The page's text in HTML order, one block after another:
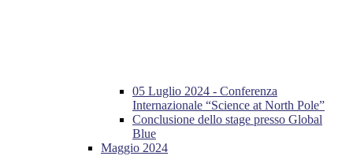
05 Luglio 2024 - Conferenza
Internazionale “Science at North Pole”
Conclusione dello stage presso Global
Blue
Maggio 2024